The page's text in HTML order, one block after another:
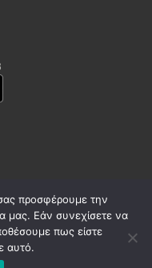
προσφέρουμε την
μας. Εάν συνεχίσετε να
πως είστε
αυτό.